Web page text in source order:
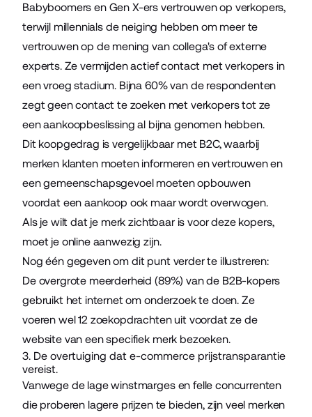
Babyboomers en Gen X-ers vertrouwen op verkopers,
terwijl millennials de neiging hebben om meer te
vertrouwen op de mening van collega's of externe
experts. Ze vermijden actief contact met verkopers in
een vroeg stadium. Bijna 60% van de respondenten
zegt geen contact te zoeken met verkopers tot ze
een aankoopbeslissing al bijna genomen hebben.
Dit koopgedrag is vergelijkbaar met B2C, waarbij
merken klanten moeten informeren en vertrouwen en
een gemeenschapsgevoel moeten opbouwen
voordat een aankoop ook maar wordt overwogen.
Als je wilt dat je merk zichtbaar is voor deze kopers,
moet je online aanwezig zijn.
Nog één gegeven om dit punt verder te illustreren:
De overgrote meerderheid(89%) van de B2B-kopers
gebruikt het internet om onderzoek te doen. Ze
voeren wel12 zoekopdrachtenuit voordat ze de
website van een specifiek merk bezoeken.
3. De overtuiging dat e-commerce prijstransparantie
vereist.
Vanwege de lage winstmarges en felle concurrenten
die proberen lagere prijzen te bieden, zijn veel merken